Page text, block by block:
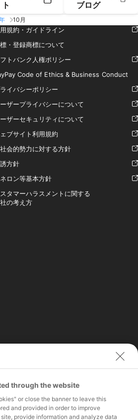
ト
ブログ
10月
規約・ガイドライン
・登録商標について
トバンク人権ポリシー
Code of Ethics & Business Conduct
イバシーポリシー
ザープライバシーについて
ザーセキュリティについて
ブサイト利用規約
会的勢力に対する方針
方針
ロン等基本方針
タマーハラスメントに関する
の考え方
through the website
or close the banner to leave this
and provided in order to improve
provide information and analyze data